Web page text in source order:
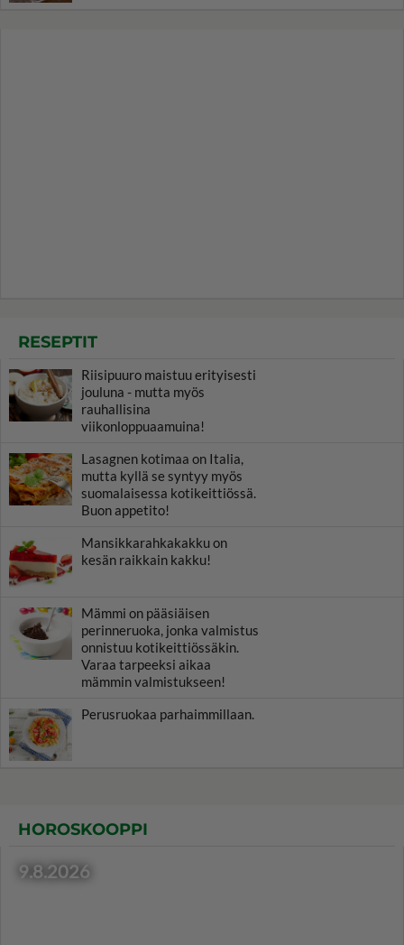
RESEPTIT
Riisipuuro maistuu erityisesti
jouluna - mutta myös
rauhallisina
viikonloppuaamuina!
Lasagnen kotimaa on Italia,
mutta kyllä se syntyy myös
suomalaisessa kotikeittiössä.
Buon appetito!
Mansikkarahkakakku on
kesän raikkain kakku!
Mämmi on pääsiäisen
perinneruoka, jonka valmistus
onnistuu kotikeittiössäkin.
Varaa tarpeeksi aikaa
mämmin valmistukseen!
Perusruokaa parhaimmillaan.
HOROSKOOPPI
9.8.2026